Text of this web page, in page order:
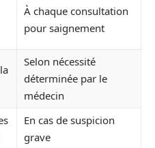
À chaque consultation
pour saignement
Selon nécessité
déterminée par le
médecin
En cas de suspicion
grave